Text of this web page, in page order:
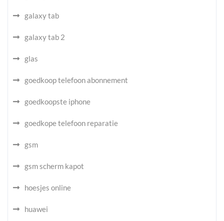
galaxy tab
galaxy tab 2
glas
goedkoop telefoon abonnement
goedkoopste iphone
goedkope telefoon reparatie
gsm
gsm scherm kapot
hoesjes online
huawei